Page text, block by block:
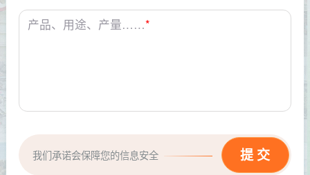
产品、用途、产量……*
我们承诺会保障您的信息安全